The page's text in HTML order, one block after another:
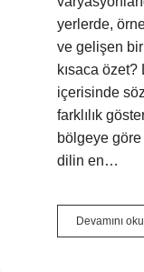
yerlerde,
ve gelişen
kısaca
içerisinde
farklılık
bölgeye göre
dilin en…
Devamını